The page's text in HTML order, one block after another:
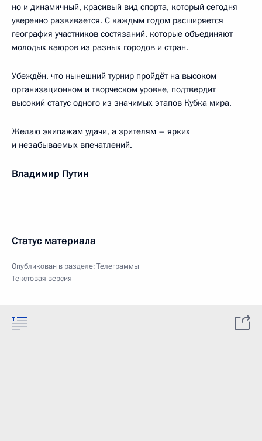
но и динамичный, красивый вид спорта, который сегодня
уверенно развивается. С каждым годом расширяется
география участников состязаний, которые объединяют
молодых каюров из разных городов и стран.
Убеждён, что нынешний турнир пройдёт на высоком
организационном и творческом уровне, подтвердит
высокий статус одного из значимых этапов Кубка мира.
Желаю экипажам удачи, а зрителям – ярких
и незабываемых впечатлений.
Владимир Путин
Статус материала
Опубликован в разделе:Телеграммы
Текстовая версия